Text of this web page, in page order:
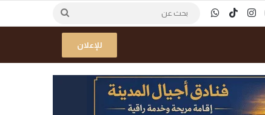
‫YouTubeانستقرام‫TikTokواتساب
للإعلان